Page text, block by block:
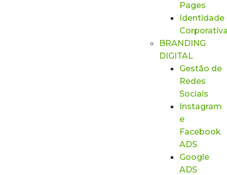
Pages
Identidade
BRANDING
DIGITAL
Gestão de
Redes
Sociais
Instagram
e
Facebook
ADS
Google
ADS